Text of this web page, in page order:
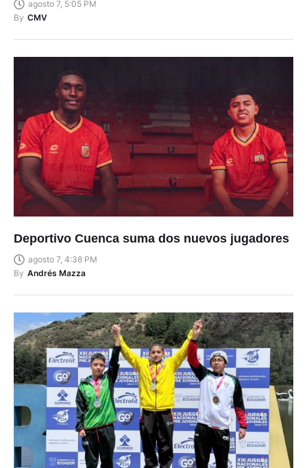
Deportivo Cuenca suma dos nuevos jugadores
agosto 7, 4:38 PM
By
Andrés Mazza